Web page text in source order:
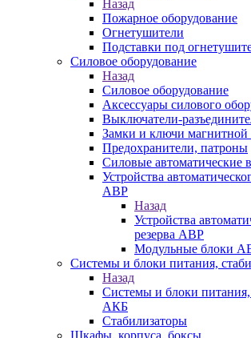
Назад
Пожарное оборудование
Огнетушители
Подставки под
Силовое оборудование
Назад
Силовое оборудование
Аксессуары силового
Выключатели-
Замки и ключи магнитной
Предохранители, патроны
Силовые автоматические
Устройства
АВР
Назад
Устройства
резерва АВР
Модульные блоки
Системы и блоки питания,
Назад
Системы и блоки питания,
АКБ
Стабилизаторы
Шкафы, корпуса, боксы